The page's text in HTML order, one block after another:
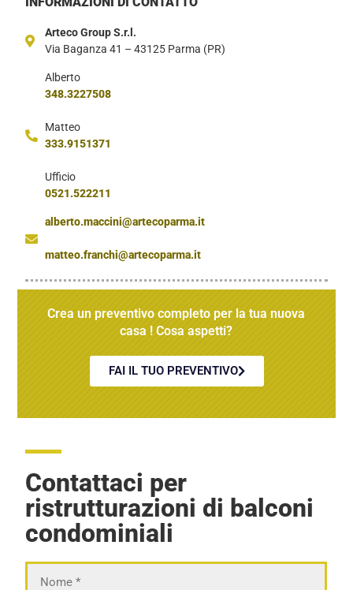
Arteco Group S.r.l.
Via Baganza 41 – 43125 Parma (PR)
Alberto
348.3227508
Matteo
333.9151371
Ufficio
0521.522211
alberto.maccini@artecoparma.it
matteo.franchi@artecoparma.it
Crea un preventivo completo per la tua nuova
casa ! Cosa aspetti?
FAI IL TUO PREVENTIVO
Contattaci per
ristrutturazioni di balconi
condominiali